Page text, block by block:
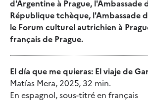
d'Argentine à Prague, l'Ambassade
République tchèque, l'Ambassade
le Forum culturel autrichien à
français de Prague.
El día que me quieras: El viaje de
Matías Mera, 2025, 32 min.
En espagnol, sous-titré en français